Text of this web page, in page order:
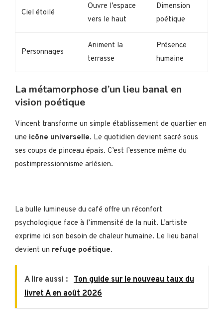
Ciel étoilé
Ouvre l’espace
vers le haut
Dimension
poétique
Personnages
Animent la
terrasse
Présence
humaine
La métamorphose d’un lieu banal en
vision poétique
Vincent transforme un simple établissement de quartier en
une icône universelle. Le quotidien devient sacré sous
ses coups de pinceau épais. C’est l’essence même du
postimpressionnisme arlésien.
La bulle lumineuse du café offre un réconfort
psychologique face à l’immensité de la nuit. L’artiste
exprime ici son besoin de chaleur humaine. Le lieu banal
devient un refuge poétique.
A lire aussi : Ton guide sur le nouveau taux du
livret A en août 2026